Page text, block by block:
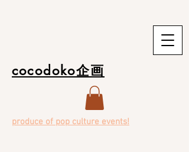
cocodoko企画
produce of pop culture events!